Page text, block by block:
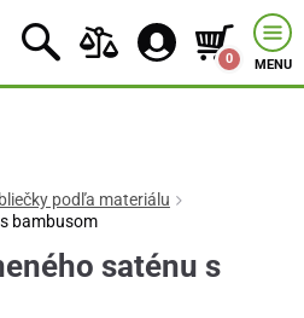
0 MENU
podľa materiálu
bambusom
saténu s